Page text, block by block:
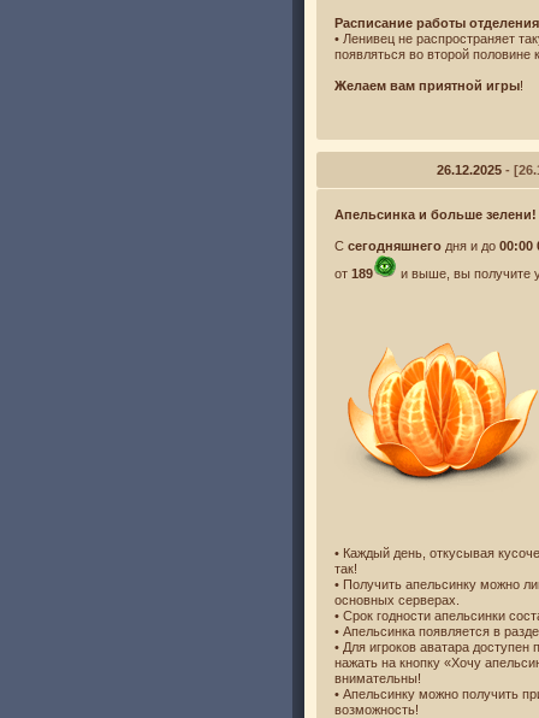
Расписание работы
• Ленивец не распространяет
появляться во второй половине
Желаем вам приятной игры!
26.12.2025-
Апельсинка и больше зелени!
С сегодняшнего дня и до 00:00
от 189 и выше, вы получите
• Каждый день, откусывая
так!
• Получить апельсинку можно
основных серверах.
• Срок годности апельсинки
• Апельсинка появляется в
• Для игроков аватара
нажать на кнопку «Хочу
внимательны!
• Апельсинку можно получить
возможность!